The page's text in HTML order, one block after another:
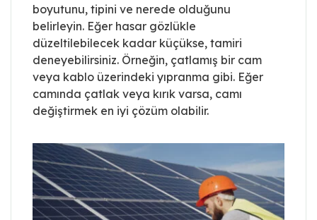
boyutunu, tipini ve nerede olduğunu
belirleyin. Eğer hasar gözlükle
düzeltilebilecek kadar küçükse, tamiri
deneyebilirsiniz. Örneğin, çatlamış bir cam
veya kablo üzerindeki yıpranma gibi. Eğer
camında çatlak veya kırık varsa, camı
değiştirmek en iyi çözüm olabilir.